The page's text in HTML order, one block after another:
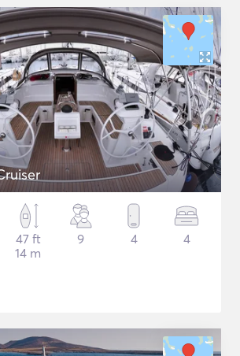
47 ft
14 m
9 4 4